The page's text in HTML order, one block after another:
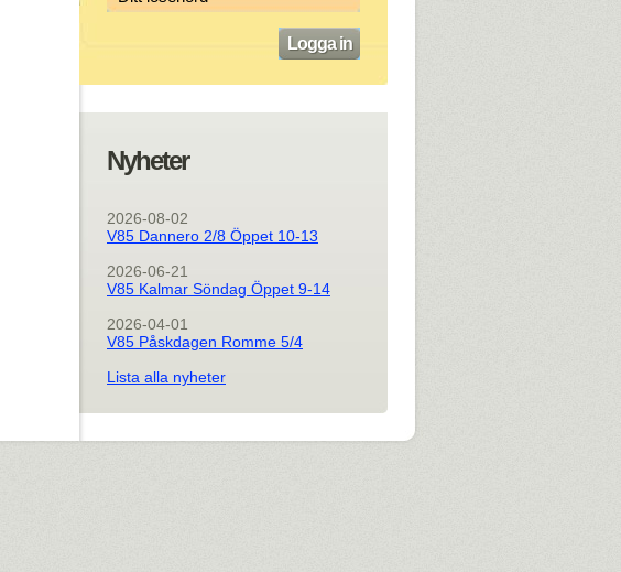
Nyheter
2026-08-02
V85 Dannero 2/8 Öppet 10-13
2026-06-21
V85 Kalmar Söndag Öppet 9-14
2026-04-01
V85 Påskdagen Romme 5/4
Lista alla nyheter